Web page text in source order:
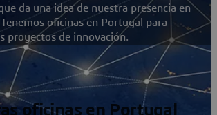
da una idea de nuestra presencia en
oficinas en Portugal para
proyectos de innovación.
oficinas en Portugal